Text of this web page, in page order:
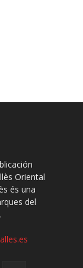
Oriental
és una
del